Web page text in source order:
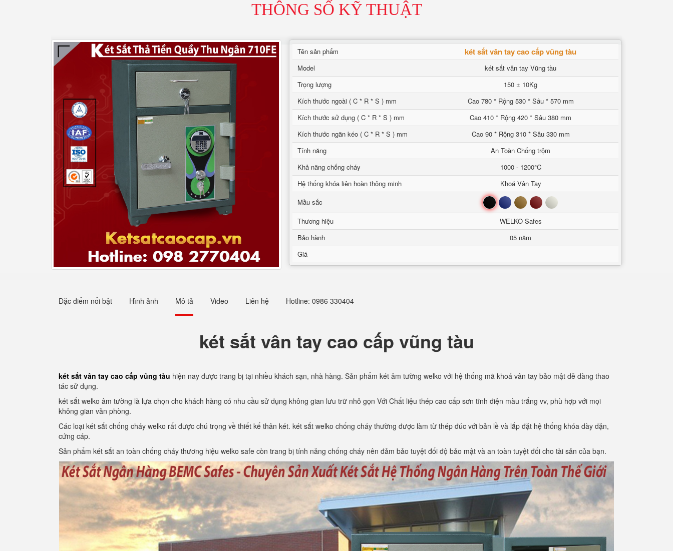
THÔNG SỐ KỸ THUẬT
Tên sản phẩm két sắt vân tay cao cấp vũng tàu
Model
két sắt vân tay Vũng tàu
Trọng lượng
150 ± 10Kg
Kích thước ngoài ( C * R * S ) mm
Cao 780 * Rộng 530 * Sâu * 570 mm
Kích thước sử dụng ( C * R * S ) mm
Cao 410 * Rộng 420 * Sâu 380 mm
Kích thước ngăn kéo ( C * R * S ) mm
Cao 90 * Rộng 310 * Sâu 330 mm
Tính năng
An Toàn Chống trộm
Khả năng chống cháy
1000 - 1200°C
Hệ thống khóa liên hoàn thông minh
Khoá Vân Tay
Mầu sắc
Đen Xanh Nâu Đỏ Trắng
Thương hiệu
WELKO Safes
Bảo hành
05 năm
Giá
Đặc điểm nổi bật Hình ảnh Mô tả Video Liên hệ Hotline: 0986 330404
két sắt vân tay cao cấp vũng tàu
két sắt vân tay cao cấp vũng tàu hiện nay được trang bị tại nhiều khách sạn, nhà hàng. Sản phẩm két âm tường welko với hệ thống mã khoá vân tay bảo mật dễ dàng thao
tác sử dụng.
két sắt welko âm tường là lựa chọn cho khách hàng có nhu cầu sử dụng không gian lưu trữ nhỏ gọn Với Chất liệu thép cao cấp sơn tĩnh điện màu trắng vv, phù hợp với mọi
không gian văn phòng.
Các loại két sắt chống cháy welko rất được chú trọng về thiết kế thân két. két sắt welko chống cháy thường được làm từ thép đúc với bản lề và lắp đặt hệ thống khóa dày dặn,
cứng cáp.
Sản phẩm két sắt an toàn chống cháy thương hiệu welko safe còn trang bị tính năng chống cháy nên đảm bảo tuyệt đối độ bảo mật và an toàn tuyệt đối cho tài sản của bạn.